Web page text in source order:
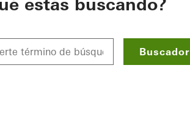
estás buscando?
Buscador